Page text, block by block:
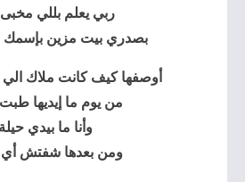
ربي يعلم بللي
بصدري بيت مزين بإسمك
أوصفها كيف كانت ملاك الي
من يوم ما إيديها طبت
وأنا ما بيدي حيلة
ومن بعدها شفتش أي